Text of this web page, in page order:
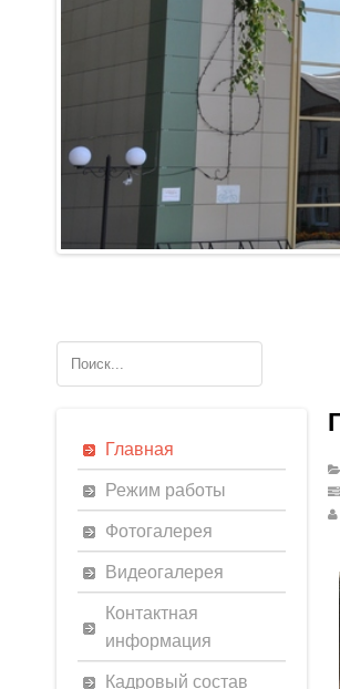
Главная
Режим работы
Фотогалерея
Видеогалерея
Контактная
информация
Кадровый состав